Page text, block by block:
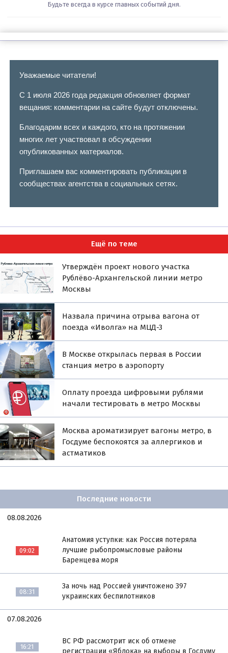
Будьте всегда в курсе главных событий дня.
Уважаемые читатели!
С 1 июля 2026 года редакция обновляет формат
вещания: комментарии на сайте будут отключены.
Благодарим всех и каждого, кто на протяжении
многих лет участвовал в обсуждении
опубликованных материалов.
Приглашаем вас комментировать публикации в
сообществах агентства в социальных сетях.
Ещё по теме
Утверждён проект нового участка
Рублёво-Архангельской линии метро
Москвы
Назвала причина отрыва вагона от
поезда «Иволга» на МЦД-3
В Москве открылась первая в России
станция метро в аэропорту
Оплату проезда цифровыми рублями
начали тестировать в метро Москвы
Москва ароматизирует вагоны метро, в
Госдуме беспокоятся за аллергиков и
астматиков
Последние новости
08.08.2026
09:02
Анатомия уступки: как Россия потеряла
лучшие рыбопромысловые районы
Баренцева моря
08:31
За ночь над Россией уничтожено 397
украинских беспилотников
07.08.2026
16:21
ВС РФ рассмотрит иск об отмене
регистрации «Яблока» на выборы в Госдуму